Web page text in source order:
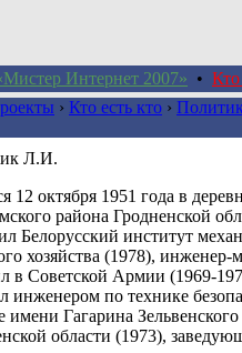
Интернет 2007» • Кто
› Кто есть кто ›
Л.И.
12 октября 1951 года в
района Гродненской
Белорусский институт
хозяйства (1978), инженер-
в Советской Армии (1969-
инженером по технике
имени Гагарина
области (1973),